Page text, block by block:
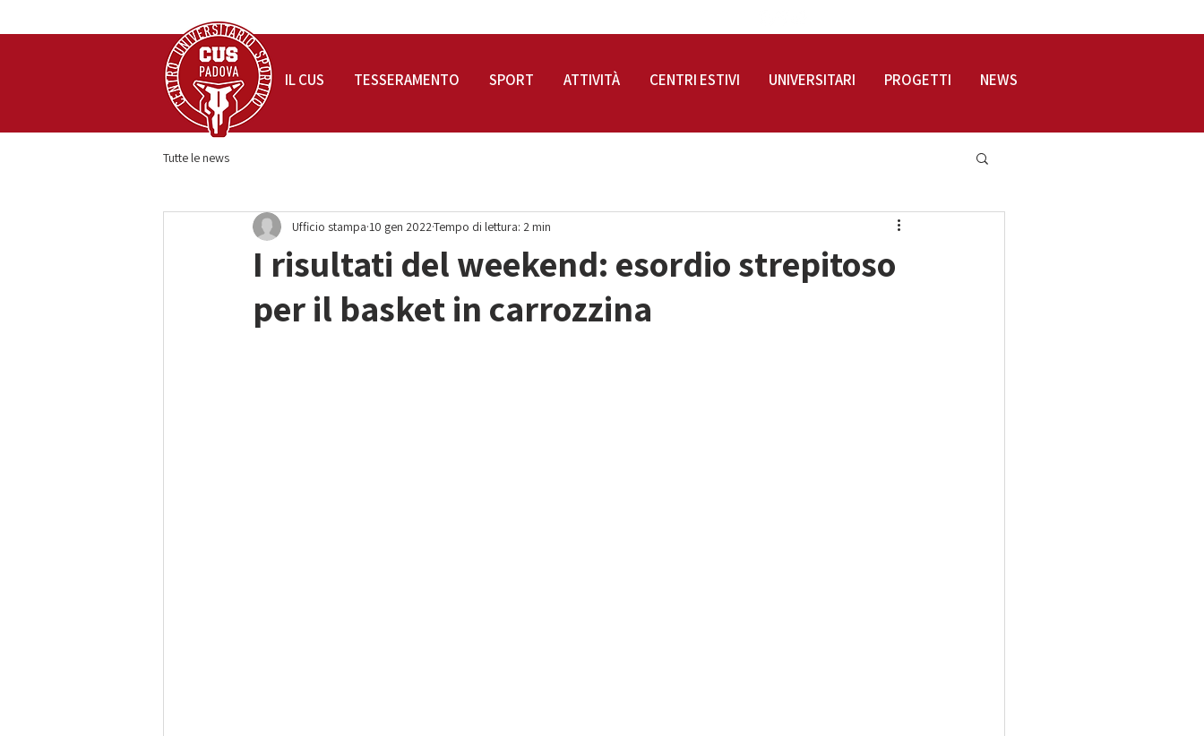
Tutte le news
I risultati del weekend: esordio strepitoso
per il basket in carrozzina
Ufficio stampa 10 gen 2022Tempo di lettura: 2 min
IL CUS TESSERAMENTO SPORT ATTIVITÀ CENTRI ESTIVI UNIVERSITARI PROGETTI NEWS